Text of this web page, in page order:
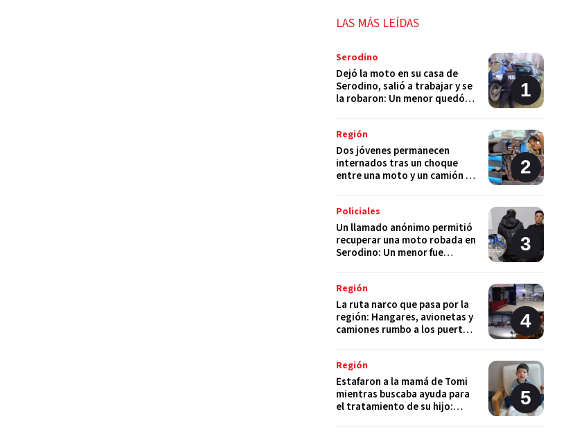
LAS MÁS LEÍDAS
Serodino
Dejó la moto en su casa de
Serodino, salió a trabajar y se
la robaron: Un menor quedó
Región
Dos jóvenes permanecen
internados tras un choque
entre una moto y un camión en
Policiales
Un llamado anónimo permitió
recuperar una moto robada en
Serodino: Un menor fue
Región
La ruta narco que pasa por la
región: Hangares, avionetas y
camiones rumbo a los puertos
Región
Estafaron a la mamá de Tomi
mientras buscaba ayuda para
el tratamiento de su hijo: